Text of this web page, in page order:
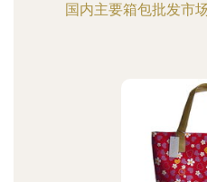
国内主要箱包批发市